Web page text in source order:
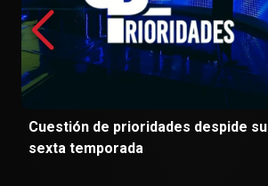
Cuestión de prioridades despide su
sexta temporada